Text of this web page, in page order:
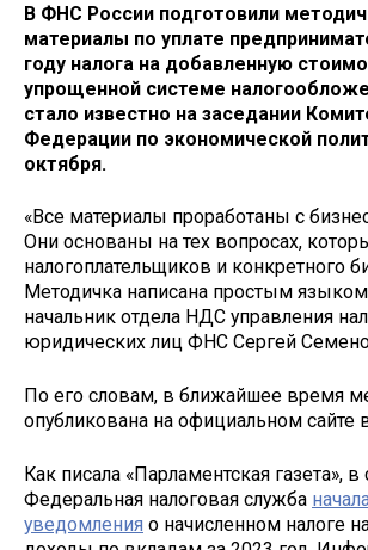
В ФНС России подготовили
материалы по уплате
году налога на добавленную
упрощенной системе
стало известно на заседании
Федерации по экономической
октября.
«Все материалы проработаны с
Они основаны на тех вопросах,
налогоплательщиков и конкретного
Методичка написана простым
начальник отдела НДС управления
юридических лиц ФНС Сергей
По его словам, в ближайшее время
опубликована на официальном сайте
Как писала «Парламентская газета», в
Федеральная налоговая служба
уведомления о начисленном налоге